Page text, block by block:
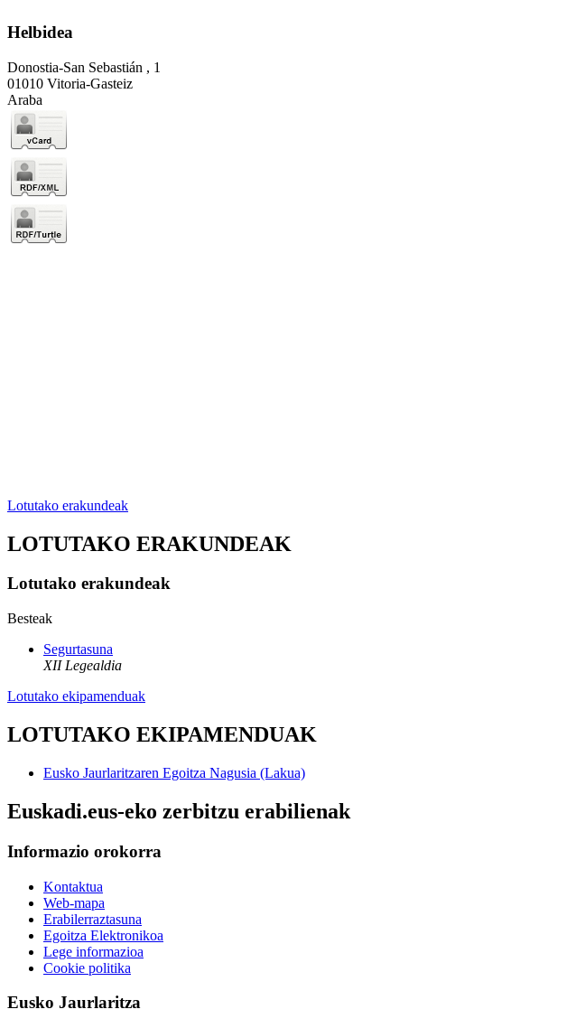
Helbidea
Donostia-San Sebastián , 1
01010 Vitoria-Gasteiz
Araba
Lotutako erakundeak
LOTUTAKO ERAKUNDEAK
Lotutako erakundeak
Besteak
Segurtasuna
XII Legealdia
Lotutako ekipamenduak
LOTUTAKO EKIPAMENDUAK
Eusko Jaurlaritzaren Egoitza Nagusia (Lakua)
Euskadi.eus-eko zerbitzu erabilienak
Informazio orokorra
Kontaktua
Web-mapa
Erabilerraztasuna
Egoitza Elektronikoa
Lege informazioa
Cookie politika
Eusko Jaurlaritza